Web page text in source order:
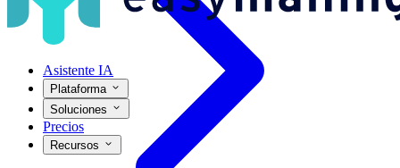
Asistente IA
Plataforma
Soluciones
Precios
Recursos